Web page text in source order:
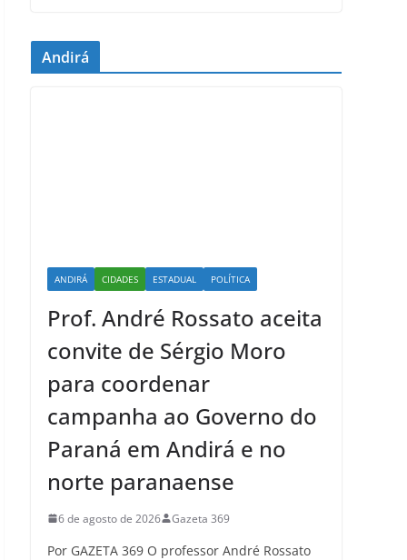
Andirá
ANDIRÁ CIDADES ESTADUAL POLÍTICA
Prof. André Rossato aceita
convite de Sérgio Moro
para coordenar
campanha ao Governo do
Paraná em Andirá e no
norte paranaense
6 de agosto de 2026 Gazeta 369
Por GAZETA 369 O professor André Rossato